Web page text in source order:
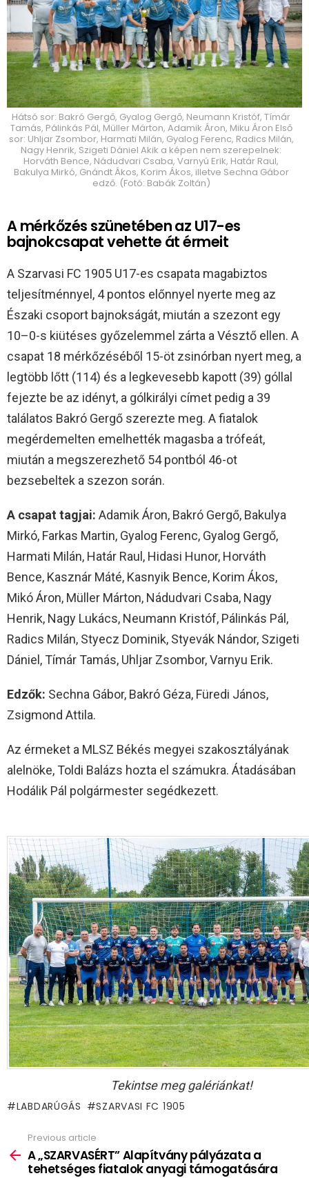
Hátsó sor: Bakró Gergő, Gyalog Gergő, Neumann Kristóf, Tímár
Tamás, Pálinkás Pál, Müller Márton, Adamik Áron, Miku Áron Első
sor: Uhljar Zsombor, Harmati Milán, Gyalog Ferenc, Radics Milán,
Nagy Henrik, Szigeti Dániel Akik a képen nem szerepelnek:
Horváth Bence, Nádudvari Csaba, Varnyú Erik, Határ Raul,
Bakulya Mirkó, Gnándt Ákos, Korim Ákos, illetve Sechna Gábor
edző. (Fotó: Babák Zoltán)
A mérkőzés szünetében az U17-es
bajnokcsapat vehette át érmeit
A Szarvasi FC 1905 U17-es csapata magabiztos
teljesítménnyel, 4 pontos előnnyel nyerte meg az
Északi csoport bajnokságát, miután a szezont egy
10–0-s kiütéses győzelemmel zárta a Vésztő ellen. A
csapat 18 mérkőzéséből 15-öt zsinórban nyert meg, a
legtöbb lőtt (114) és a legkevesebb kapott (39) góllal
fejezte be az idényt, a gólkirályi címet pedig a 39
találatos Bakró Gergő szerezte meg. A fiatalok
megérdemelten emelhették magasba a trófeát,
miután a megszerezhető 54 pontból 46-ot
bezsebeltek a szezon során.
A csapat tagjai: Adamik Áron, Bakró Gergő, Bakulya
Mirkó, Farkas Martin, Gyalog Ferenc, Gyalog Gergő,
Harmati Milán, Határ Raul, Hidasi Hunor, Horváth
Bence, Kasznár Máté, Kasnyik Bence, Korim Ákos,
Mikó Áron, Müller Márton, Nádudvari Csaba, Nagy
Henrik, Nagy Lukács, Neumann Kristóf, Pálinkás Pál,
Radics Milán, Styecz Dominik, Styevák Nándor, Szigeti
Dániel, Tímár Tamás, Uhljar Zsombor, Varnyu Erik.
Edzők: Sechna Gábor, Bakró Géza, Füredi János,
Zsigmond Attila.
Az érmeket a MLSZ Békés megyei szakosztályának
alelnöke, Toldi Balázs hozta el számukra. Átadásában
Hodálik Pál polgármester segédkezett.
Tekintse meg galériánkat!
LABDARÚGÁS SZARVASI FC 1905
more
Previous article
A „SZARVASÉRT” Alapítvány pályázata a
tehetséges fiatalok anyagi támogatására